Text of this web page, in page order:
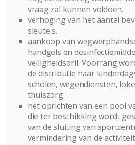
vraag zal kunnen voldoen.
verhoging van het aantal
sleutels.
aankoop van
handgels en
veiligheidsbril. Voorrang
de distributie naar
scholen, wegendiensten,
thuiszorg.
het oprichten van een pool
die ter beschikking wordt
van de sluiting van
vermindering van de